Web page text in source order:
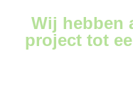
Wij hebben
project tot